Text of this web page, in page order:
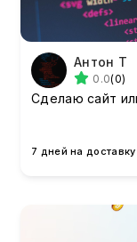
Антон T
0.0(0)
Сделаю сайт
7 дней на доставку